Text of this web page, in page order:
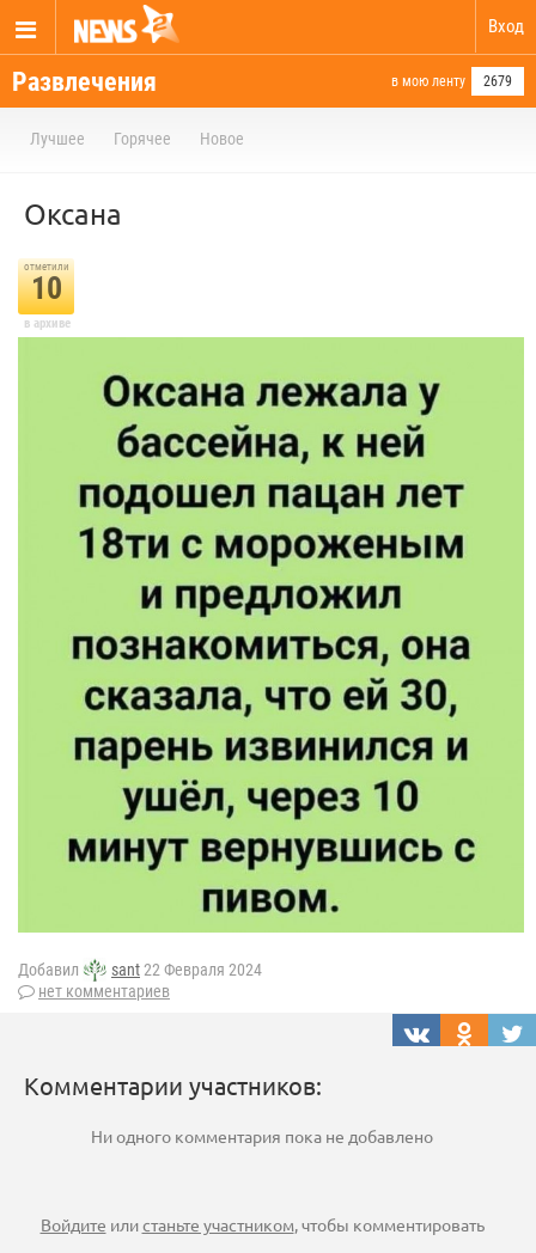
Вход
Развлечения в мою ленту 2679
Лучшее Горячее Новое
Оксана
отметили
10
в архиве
Добавил sant22 Февраля 2024
нет комментариев
Комментарии участников:
Ни одного комментария пока не добавлено
Войдите илистаньте участником, чтобы комментировать